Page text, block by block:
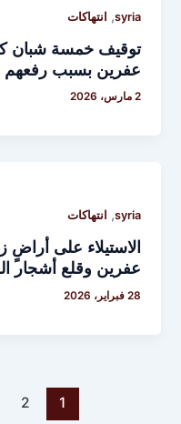
syria
, انتهاكات
توقيف خمسة شبان
عفرين بسبب رفعهم
2 مارس، 2026
syria
, انتهاكات
الاستيلاء على
عفرين وقلع أشجار
28 فبراير، 2026
1
2